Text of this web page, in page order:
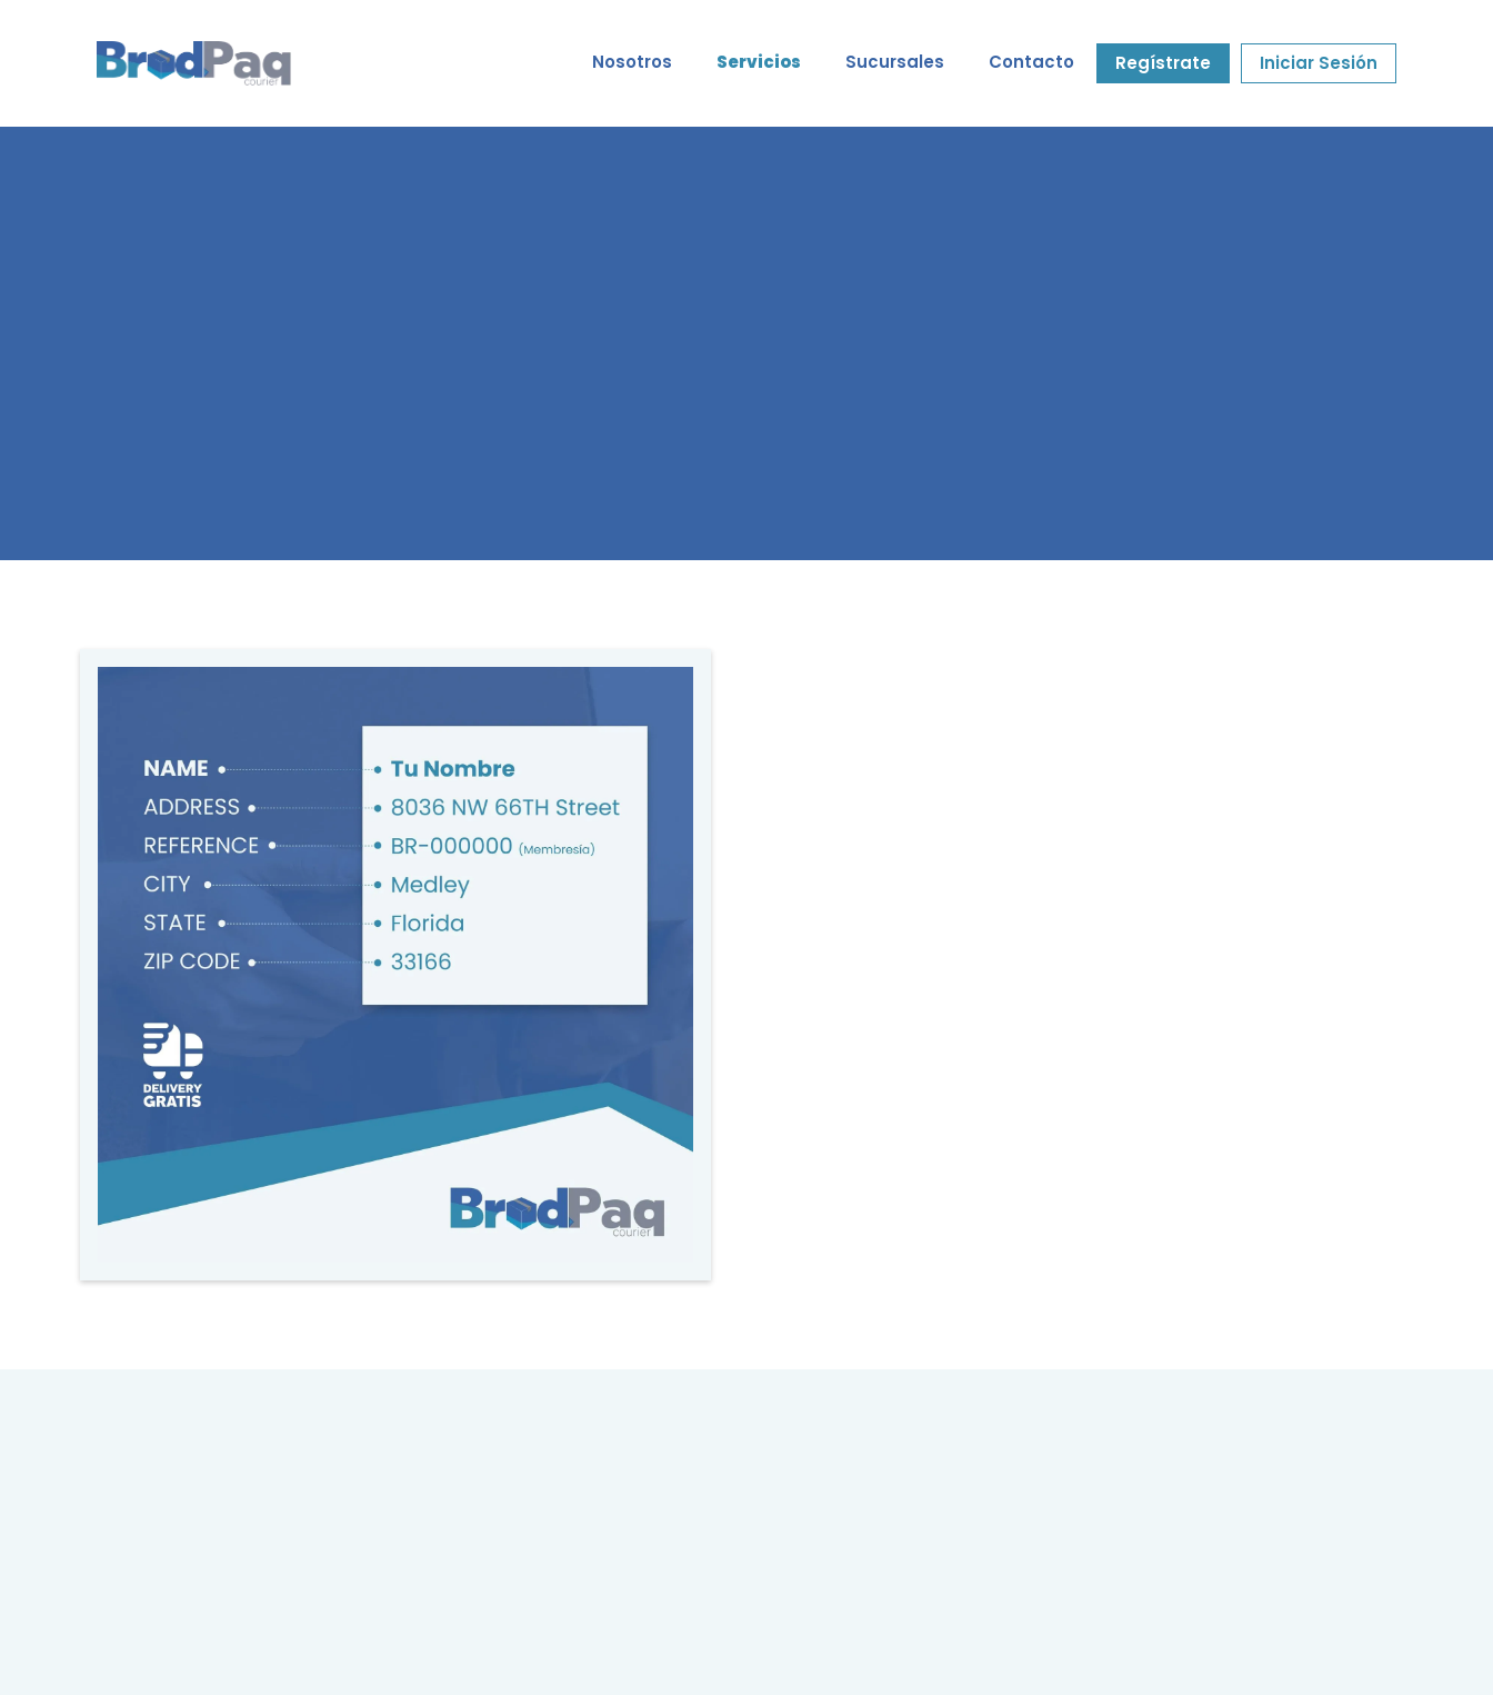
Nosotros Servicios Sucursales Contacto Regístrate Iniciar Sesión